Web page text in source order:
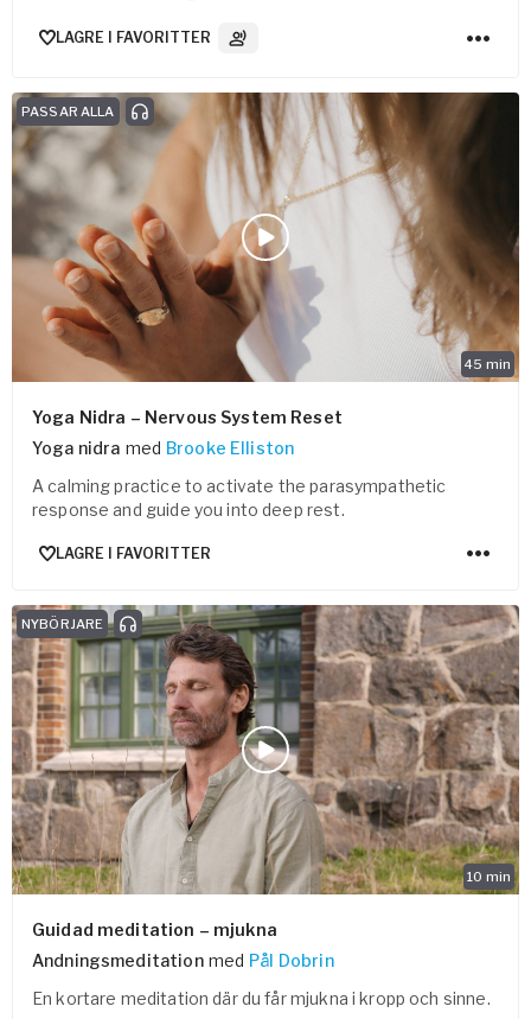
LAGRE I FAVORITTER 3 Lydspor
45 min
PASSAR ALLA
Yoga Nidra – Nervous System Reset
Yoga nidra med Brooke Elliston
A calming practice to activate the parasympathetic
response and guide you into deep rest.
LAGRE I FAVORITTER
10 min
NYBÖRJARE
Guidad meditation – mjukna
Andningsmeditation med Pål Dobrin
En kortare meditation där du får mjukna i kropp och sinne.